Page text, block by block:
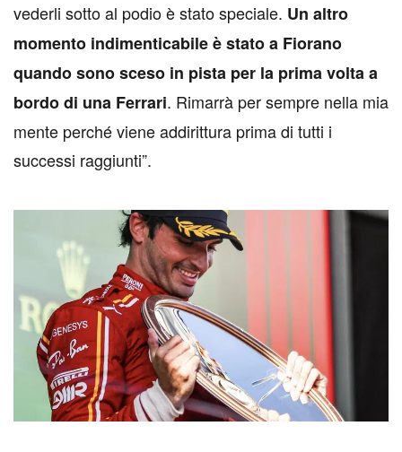
vederli sotto al podio è stato speciale. Un altro
momento indimenticabile è stato a Fiorano
quando sono sceso in pista per la prima volta a
bordo di una Ferrari. Rimarrà per sempre nella mia
mente perché viene addirittura prima di tutti i
successi raggiunti”.